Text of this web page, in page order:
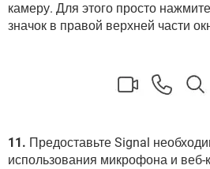
камеру. Для этого просто
значок в правой верхней части
11. Предоставьте Signal
использования микрофона и